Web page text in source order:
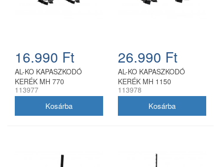
16.990 Ft
AL-KO KAPASZKODÓ
KERÉK MH 770
113977
26.990 Ft
AL-KO KAPASZKODÓ
KERÉK MH 1150
113978